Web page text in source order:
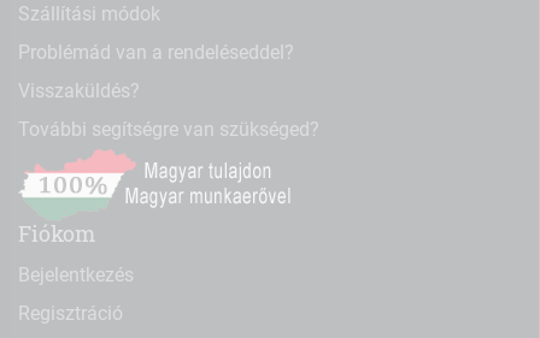
Szállítási módok
Problémád van a rendeléseddel?
Visszaküldés?
További segítségre van szükséged?
Fiókom
Bejelentkezés
Regisztráció